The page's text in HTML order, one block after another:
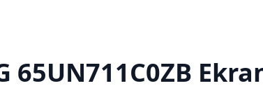
65UN711C0ZB